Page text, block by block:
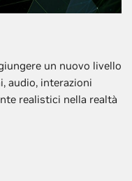
un nuovo livello
audio, interazioni
realistici nella realtà